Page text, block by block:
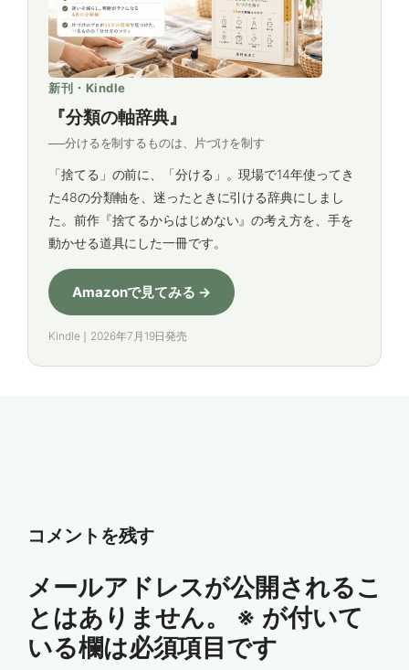
新刊・Kindle
『分類の軸辞典』
──分けるを制するものは、片づけを制す
「捨てる」の前に、「分ける」。現場で14年使ってき
た48の分類軸を、迷ったときに引ける辞典にしまし
た。前作『捨てるからはじめない』の考え方を、手を
動かせる道具にした一冊です。
Amazonで見てみる →
Kindle｜2026年7月19日発売
コメントを残す
メールアドレスが公開されるこ
とはありません。
※ が付いて
いる欄は必須項目です